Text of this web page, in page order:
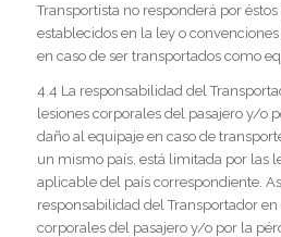
Transportista no responderá por
establecidos en la ley o
en caso de ser transportados como
4.4 La responsabilidad del
lesiones corporales del pasajero y/o
daño al equipaje en caso de
un mismo país, está limitada por las
aplicable del país correspondiente.
responsabilidad del Transportador
corporales del pasajero y/o por la